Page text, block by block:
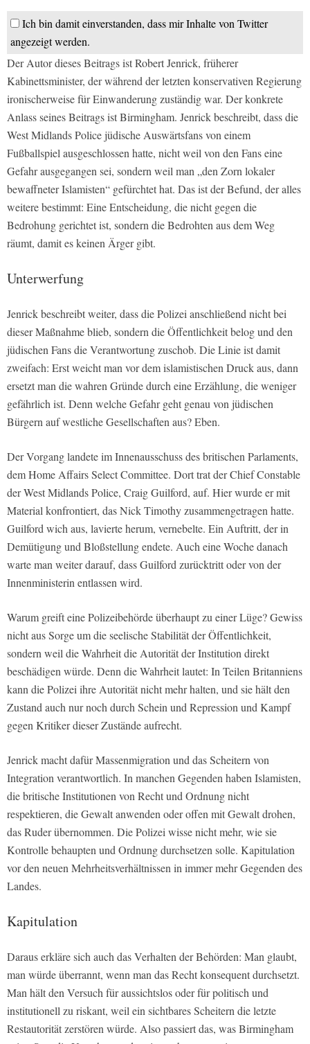
Ich bin damit einverstanden, dass mir Inhalte von Twitter
angezeigt werden.
Der Autor dieses Beitrags ist Robert Jenrick, früherer
Kabinettsminister, der während der letzten konservativen Regierung
ironischerweise für Einwanderung zuständig war. Der konkrete
Anlass seines Beitrags ist Birmingham. Jenrick beschreibt, dass die
West Midlands Police jüdische Auswärtsfans von einem
Fußballspiel ausgeschlossen hatte, nicht weil von den Fans eine
Gefahr ausgegangen sei, sondern weil man „den Zorn lokaler
bewaffneter Islamisten“ gefürchtet hat. Das ist der Befund, der alles
weitere bestimmt: Eine Entscheidung, die nicht gegen die
Bedrohung gerichtet ist, sondern die Bedrohten aus dem Weg
räumt, damit es keinen Ärger gibt.
Unterwerfung
Jenrick beschreibt weiter, dass die Polizei anschließend nicht bei
dieser Maßnahme blieb, sondern die Öffentlichkeit belog und den
jüdischen Fans die Verantwortung zuschob. Die Linie ist damit
zweifach: Erst weicht man vor dem islamistischen Druck aus, dann
ersetzt man die wahren Gründe durch eine Erzählung, die weniger
gefährlich ist. Denn welche Gefahr geht genau von jüdischen
Bürgern auf westliche Gesellschaften aus? Eben.
Der Vorgang landete im Innenausschuss des britischen Parlaments,
dem Home Affairs Select Committee. Dort trat der Chief Constable
der West Midlands Police, Craig Guilford, auf. Hier wurde er mit
Material konfrontiert, das Nick Timothy zusammengetragen hatte.
Guilford wich aus, lavierte herum, vernebelte. Ein Auftritt, der in
Demütigung und Bloßstellung endete. Auch eine Woche danach
warte man weiter darauf, dass Guilford zurücktritt oder von der
Innenministerin entlassen wird.
Warum greift eine Polizeibehörde überhaupt zu einer Lüge? Gewiss
nicht aus Sorge um die seelische Stabilität der Öffentlichkeit,
sondern weil die Wahrheit die Autorität der Institution direkt
beschädigen würde. Denn die Wahrheit lautet: In Teilen Britanniens
kann die Polizei ihre Autorität nicht mehr halten, und sie hält den
Zustand auch nur noch durch Schein und Repression und Kampf
gegen Kritiker dieser Zustände aufrecht.
Jenrick macht dafür Massenmigration und das Scheitern von
Integration verantwortlich. In manchen Gegenden haben Islamisten,
die britische Institutionen von Recht und Ordnung nicht
respektieren, die Gewalt anwenden oder offen mit Gewalt drohen,
das Ruder übernommen. Die Polizei wisse nicht mehr, wie sie
Kontrolle behaupten und Ordnung durchsetzen solle. Kapitulation
vor den neuen Mehrheitsverhältnissen in immer mehr Gegenden des
Landes.
Kapitulation
Daraus erkläre sich auch das Verhalten der Behörden: Man glaubt,
man würde überrannt, wenn man das Recht konsequent durchsetzt.
Man hält den Versuch für aussichtslos oder für politisch und
institutionell zu riskant, weil ein sichtbares Scheitern die letzte
Restautorität zerstören würde. Also passiert das, was Birmingham